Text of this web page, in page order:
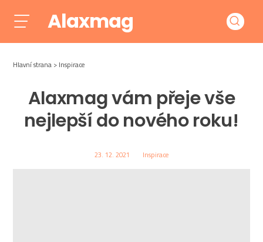
Alaxmag
Hlavní strana Inspirace
Alaxmag vám přeje vše
nejlepší do nového roku!
23. 12. 2021 Inspirace